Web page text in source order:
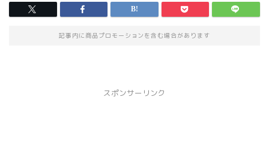
記事内に商品プロモーションを含む場合があります
スポンサーリンク